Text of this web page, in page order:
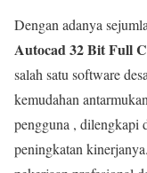
Dengan adanya
Autocad 32 Bit Full
salah satu software
kemudahan
pengguna , dilengkapi
peningkatan